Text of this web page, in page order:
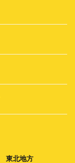
東北地方